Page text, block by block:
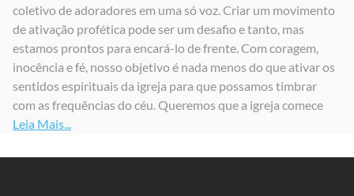
2023 2023 2025
coletivo de adoradores em uma só voz. Criar um movimento
de ativação profética pode ser um desafio e tanto, mas
estamos prontos para encará-lo de frente. Com coragem,
inocência e fé, nosso objetivo é nada menos do que ativar os
sentidos espirituais da igreja para que possamos timbrar
com as frequências do céu. Queremos que a igreja comece
Leia Mais...